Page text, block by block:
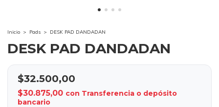
Inicio > Pads > DESK PAD DANDADAN
DESK PAD DANDADAN
$32.500,00
$30.875,00 con Transferencia o depósito
bancario